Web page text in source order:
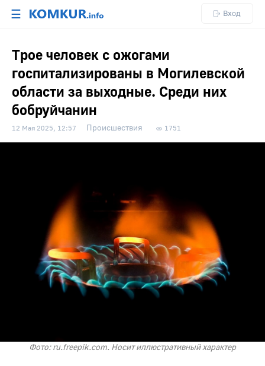
☰ Вход
Трое человек с ожогами
госпитализированы в Могилевской
области за выходные. Среди них
бобруйчанин
12 Мая 2025, 12:57 Происшествия 1751
Фото: ru.freepik.com. Носит иллюстративный характер